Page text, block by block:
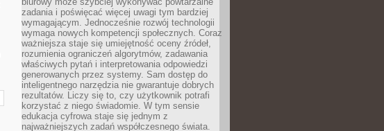
zadania i poświęcać więcej uwagi tym bardziej
wymagającym. Jednocześnie rozwój technologii
wymaga nowych kompetencji społecznych. Coraz
ważniejsza staje się umiejętność oceny źródeł,
rozumienia ograniczeń algorytmów, zadawania
właściwych pytań i interpretowania odpowiedzi
generowanych przez systemy. Sam dostęp do
inteligentnego narzędzia nie gwarantuje dobrych
rezultatów. Liczy się to, czy użytkownik potrafi
korzystać z niego świadomie. W tym sensie
edukacja cyfrowa staje się jednym z
najważniejszych zadań współczesnego świata.